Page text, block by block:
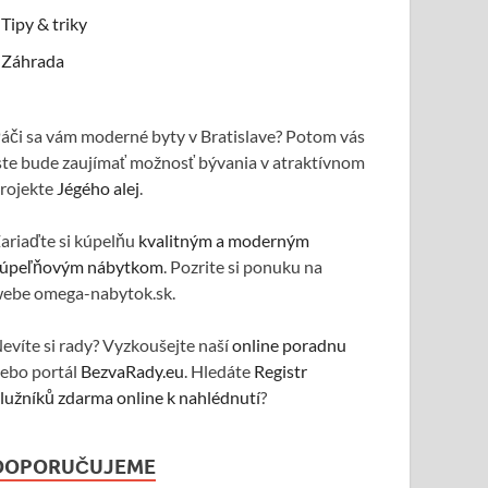
Tipy & triky
Záhrada
sa vám moderné byty v Bratislave? Potom vás
bude zaujímať možnosť bývania v atraktívnom
Jégého alej.
si kúpelňu kvalitným a moderným
nábytkom. Pozrite si ponuku na
omega-nabytok.sk.
si rady? Vyzkoušejte našíonline poradnu
portál BezvaRady.eu. Hledáte Registr
zdarma online k nahlédnutí?